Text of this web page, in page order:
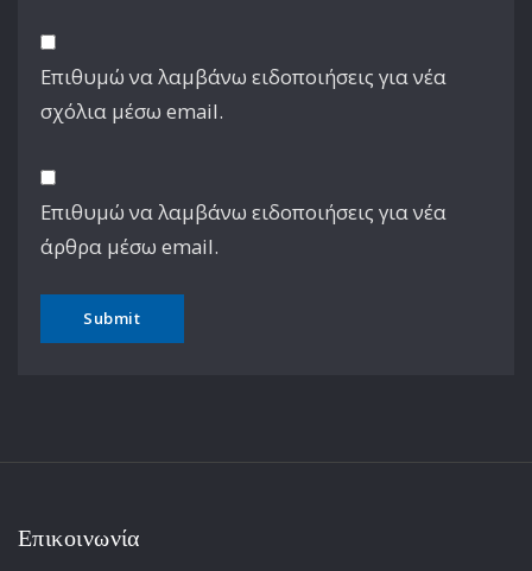
Επιθυμώ να λαμβάνω ειδοποιήσεις για νέα
σχόλια μέσω email.
Επιθυμώ να λαμβάνω ειδοποιήσεις για νέα
άρθρα μέσω email.
Επικοινωνία